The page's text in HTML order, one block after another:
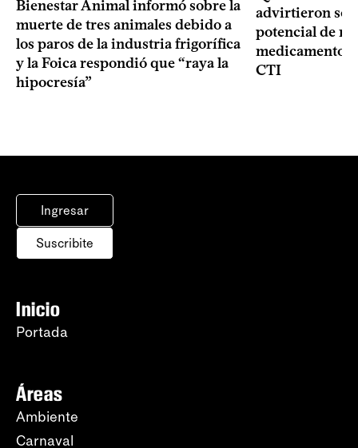
Bienestar Animal informó sobre la
muerte de tres animales debido a
los paros de la industria frigorífica
y la Foica respondió que “raya la
hipocresía”
advirtieron
potencial de
medicamentos
CTI
Ingresar
Suscribite
Inicio
Portada
Áreas
Ambiente
Carnaval